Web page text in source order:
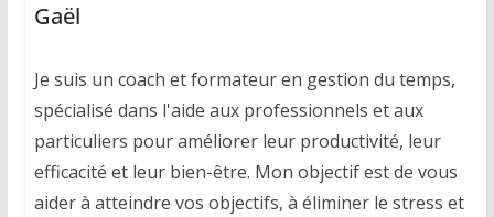
Gaël
Je suis un coach et formateur en gestion du temps,
spécialisé dans l'aide aux professionnels et aux
particuliers pour améliorer leur productivité, leur
efficacité et leur bien-être. Mon objectif est de vous
aider à atteindre vos objectifs, à éliminer le stress et